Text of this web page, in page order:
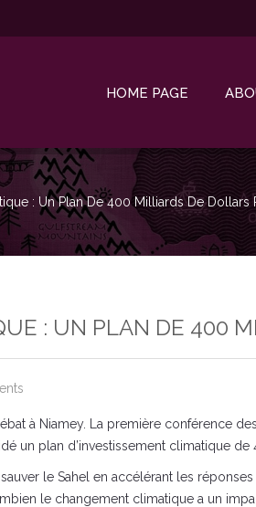
HOME PAGE
: Un Plan De 400 Milliards De Dollars
: UN PLAN DE 400
à Niamey. La première conférence
un plan d’investissement climatique
le Sahel en accélérant les
le changement climatique a un